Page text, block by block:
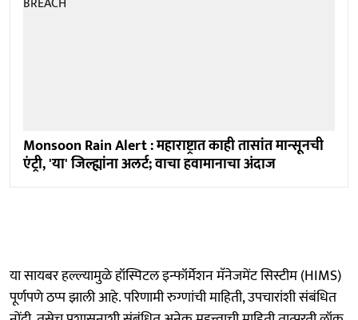
Monsoon Rain Alert : महाराष्ट्रात काही तासांत मान्सूनची
एंट्री, 'या' जिल्ह्यांना अलर्ट; वाचा हवामानाचा अंदाज
या सायबर हल्ल्यामुळे हॉस्पिटल इन्फॉर्मेशन मॅनेजमेंट सिस्टीम (HIMS)
पूर्णपणे ठप्प झाली आहे. परिणामी रुग्णांची माहिती, उपचारांशी संबंधित